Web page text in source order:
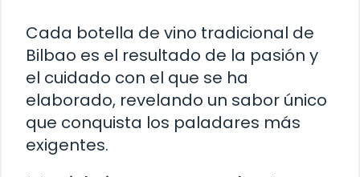
Cada botella de vino tradicional de
Bilbao es el resultado de la pasión y
el cuidado con el que se ha
elaborado, revelando un sabor único
que conquista los paladares más
exigentes.